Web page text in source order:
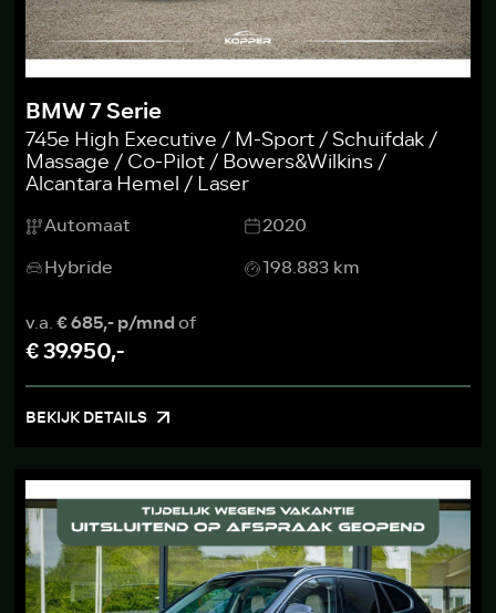
BMW 7 Serie
745e High Executive / M-Sport / Schuifdak /
Massage / Co-Pilot / Bowers&Wilkins /
Alcantara Hemel / Laser
Automaat
2020
Hybride
198.883 km
v.a.€ 685,- p/mndof
€ 39.950,-
BEKIJK DETAILS